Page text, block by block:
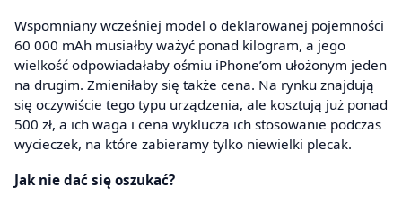
Wspomniany wcześniej model o deklarowanej pojemności
60 000 mAh musiałby ważyć ponad kilogram, a jego
wielkość odpowiadałaby ośmiu iPhone’om ułożonym jeden
na drugim. Zmieniłaby się także cena. Na rynku znajdują
się oczywiście tego typu urządzenia, ale kosztują już ponad
500 zł, a ich waga i cena wyklucza ich stosowanie podczas
wycieczek, na które zabieramy tylko niewielki plecak.
Jak nie dać się oszukać?